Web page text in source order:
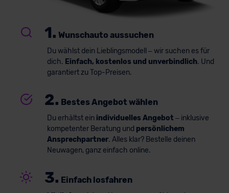
1. Wunschauto aussuchen
Du wählst dein Lieblingsmodell – wir suchen es für
dich. Einfach, kostenlos und unverbindlich. Und
garantiert zu Top-Preisen.
2. Bestes Angebot wählen
Du erhältst ein individuelles Angebot – inklusive
kompetenter Beratung und persönlichem
Ansprechpartner. Alles klar? Bestelle deinen
Neuwagen, ganz einfach online.
3. Einfach losfahren